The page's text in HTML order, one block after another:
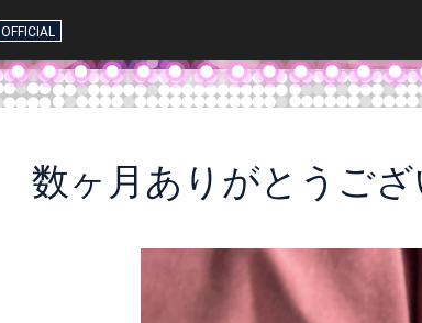
OFFICIAL
数ヶ月ありがとうご